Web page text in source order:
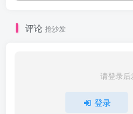
评论 抢沙发
请登录后
登录